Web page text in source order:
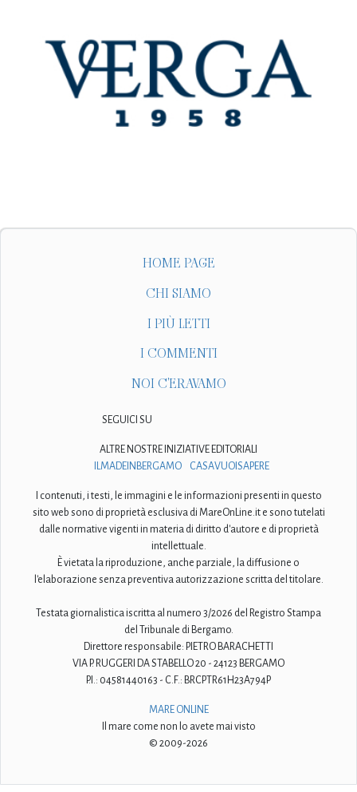
HOME PAGE
CHI SIAMO
I PIÙ LETTI
I COMMENTI
NOI C'ERAVAMO
SEGUICI SU
ALTRE NOSTRE INIZIATIVE EDITORIALI
ILMADEINBERGAMO
CASAVUOISAPERE
I contenuti, i testi, le immagini e le informazioni presenti in questo
sito web sono di proprietà esclusiva di MareOnLine.it e sono tutelati
dalle normative vigenti in materia di diritto d'autore e di proprietà
intellettuale.
È vietata la riproduzione, anche parziale, la diffusione o
l'elaborazione senza preventiva autorizzazione scritta del titolare.
Testata giornalistica iscritta al numero 3/2026 del Registro Stampa
del Tribunale di Bergamo.
Direttore responsabile: PIETRO BARACHETTI
VIA P. RUGGERI DA STABELLO 20 - 24123 BERGAMO
P.I.: 04581440163 - C.F.: BRCPTR61H23A794P
MARE ONLINE
Il mare come non lo avete mai visto
© 2009-2026